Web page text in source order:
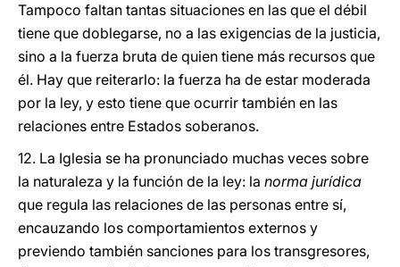
Tampoco faltan tantas situaciones en las que el débil
tiene que doblegarse, no a las exigencias de la justicia,
sino a la fuerza bruta de quien tiene más recursos que
él. Hay que reiterarlo: la fuerza ha de estar moderada
por la ley, y esto tiene que ocurrir también en las
relaciones entre Estados soberanos.
12. La Iglesia se ha pronunciado muchas veces sobre
la naturaleza y la función de la ley: la norma jurídica
que regula las relaciones de las personas entre sí,
encauzando los comportamientos externos y
previendo también sanciones para los transgresores,